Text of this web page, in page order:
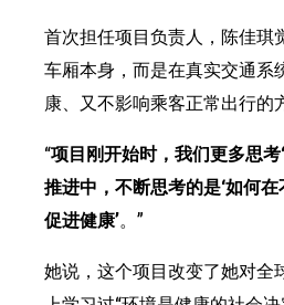
首次担任项目负责人，陈佳琪
车厢本身，而是在真实交通系
康、又不影响乘客正常出行的
“项目刚开始时，我们更多思考
推进中，不断思考的是‘如何
促进健康’。”
她说，这个项目改变了她对全